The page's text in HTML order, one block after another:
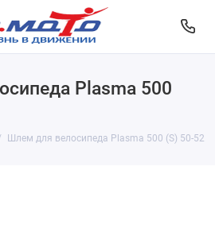
Plasma 500
Шлем для велосипеда Plasma 500 (S) 50-52